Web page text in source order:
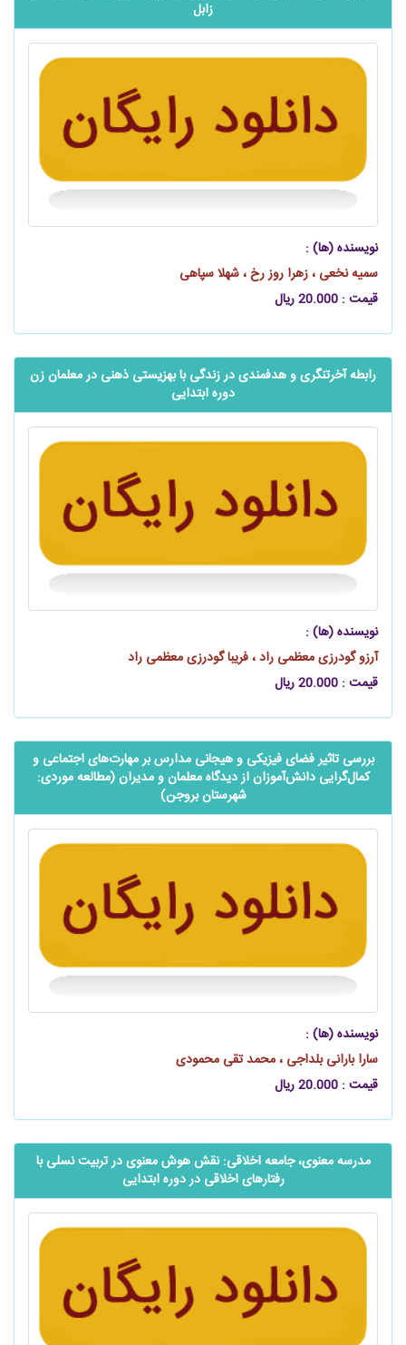
زابل
نویسنده (ها) :
سمیه نخعی ، زهرا روز رخ ، شهلا سپاهی
قیمت : 20.000 ریال
رابطه آخرتنگری و هدفمندی در زندگی با بهزیستی ذهنی در معلمان زن
دوره ابتدایی
نویسنده (ها) :
آرزو گودرزی معظمی‌ راد ، فریبا گودرزی معظمی راد
قیمت : 20.000 ریال
بررسی تاثیر فضای فیزیکی و هیجانی مدارس بر ‌‌‌‌‌‌‌‌مهارت‌های اجتماعی و
‌‌‌‌‌‌‌‌کمال‌گرایی ‌‌‌‌‌‌‌‌دانش‌آموزان از دیدگاه معلمان و مدیران (مطالعه موردی:
شهرستان بروجن)
نویسنده (ها) :
سارا بارانی بلداجی ، محمد تقی محمودی
قیمت : 20.000 ریال
مدرسه معنوی، جامعه اخلاقی: نقش هوش معنوی در تربیت نسلی با
رفتارهای اخلاقی در دوره ابتدایی